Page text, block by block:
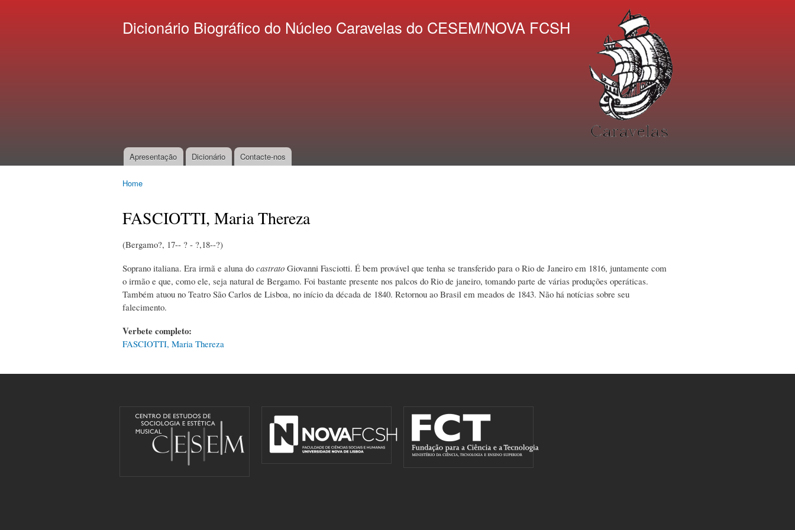
content
Dicionário Biográfico do Núcleo Caravelas do CESEM/NOVA FCSH
Main menu
Apresentação Dicionário Contacte-nos
Home
FASCIOTTI, Maria Thereza
(Bergamo?, 17-- ? - ?,18--?)
Soprano italiana. Era irmã e aluna do castrato Giovanni Fasciotti. É bem provável que tenha se transferido para o Rio de Janeiro em 1816, juntamente com
o irmão e que, como ele, seja natural de Bergamo. Foi bastante presente nos palcos do Rio de janeiro, tomando parte de várias produções operáticas.
Também atuou no Teatro São Carlos de Lisboa, no início da década de 1840. Retornou ao Brasil em meados de 1843. Não há notícias sobre seu
falecimento.
Verbete completo:
FASCIOTTI, Maria Thereza